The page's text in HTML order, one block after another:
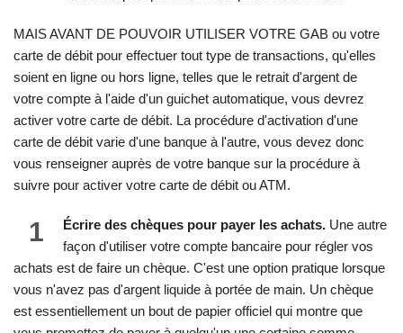
MAIS AVANT DE POUVOIR UTILISER VOTRE GAB ou votre
carte de débit pour effectuer tout type de transactions, qu'elles
soient en ligne ou hors ligne, telles que le retrait d'argent de
votre compte à l'aide d'un guichet automatique, vous devrez
activer votre carte de débit. La procédure d'activation d'une
carte de débit varie d'une banque à l'autre, vous devez donc
vous renseigner auprès de votre banque sur la procédure à
suivre pour activer votre carte de débit ou ATM.
1 Écrire des chèques pour payer les achats. Une autre
façon d'utiliser votre compte bancaire pour régler vos
achats est de faire un chèque. C'est une option pratique lorsque
vous n'avez pas d'argent liquide à portée de main. Un chèque
est essentiellement un bout de papier officiel qui montre que